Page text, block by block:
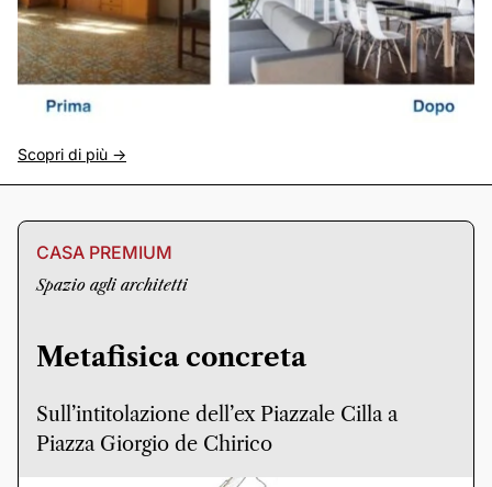
Scopri di più ->
CASA PREMIUM
Spazio agli architetti
Metafisica concreta
Sull’intitolazione dell’ex Piazzale Cilla a
Piazza Giorgio de Chirico